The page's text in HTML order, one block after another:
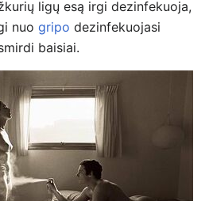
ligų esą irgi dezinfekuoja,
nuo gripo dezinfekuojasi
baisiai.